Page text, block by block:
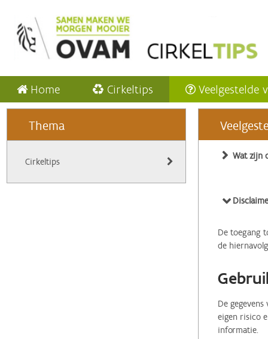
Home Cirkeltips Veelgestelde
Thema
Cirkeltips
Wat zijn
De toegang
de
De
eigen risico
informatie.